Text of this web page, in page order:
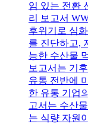
임 있는 전환
리 보고서
후위기로 심
를 진단하고,
능한 수산물
보고서는 기
유통 전반에
한 유통 기업
고서는 수산
는 식량 자원